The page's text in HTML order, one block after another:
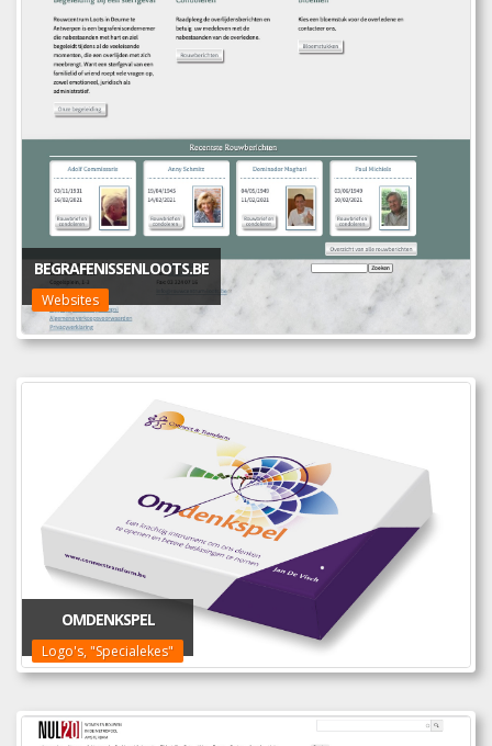
BEGRAFENISSENLOOTS.BE
Websites
OMDENKSPEL
Logo's, "Specialekes"